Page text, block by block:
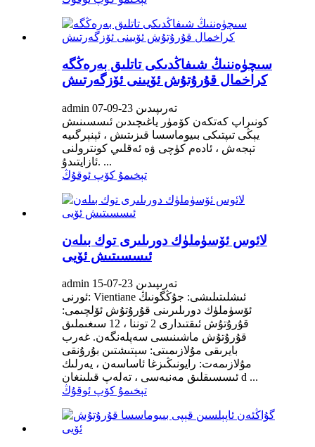
سىچۈەننىڭ شىفاڭدىكى تاتلىق بەرەڭگە
كراخمال قۇرۇتۇش ئۆيىنى ئۆزگەرتىش
admin تەرىپىدىن 23-09-07
كونىراپ كەتكەن كۆمۈر ياغىچىدىن ئىسسىنىش
يېڭى تىپتىكى بىيوماسسا قىزىتىش ، ئېنېرگىيە
تېجەش ، ئادەم كۈچى ۋە ئەقلىي كونترولنى
ئازايتىدۇ. ...
تېخىمۇ كۆپ ئوقۇڭ
لائوس ئۆسۈملۈك دورىلىرى توك بىلەن
ئىسسىتىش ئۆيى
admin تەرىپىدىن 23-07-15
ئورنى: Vientiane ئىشلىتىلىشى: جۇڭگونىڭ
ئۆسۈملۈك دورىلىرىنى قۇرۇتۇش ئۆلچىمى:
قۇرۇتۇش ئىقتىدارى 2 توننا ، 12 سىغىملىق
قۇرۇتۇش ماشىنىسى سەپلەنگەن. غەرب
بايرىقى مۇلازىمىتى: سېتىشتىن بۇرۇنقى
مۇلازىمەت: رايونىڭىزغا ئاساسەن ، يەرلىك
ئىسسىقلىق مەنبەسى ، تەلەپ قىلىنغان d ...
تېخىمۇ كۆپ ئوقۇڭ